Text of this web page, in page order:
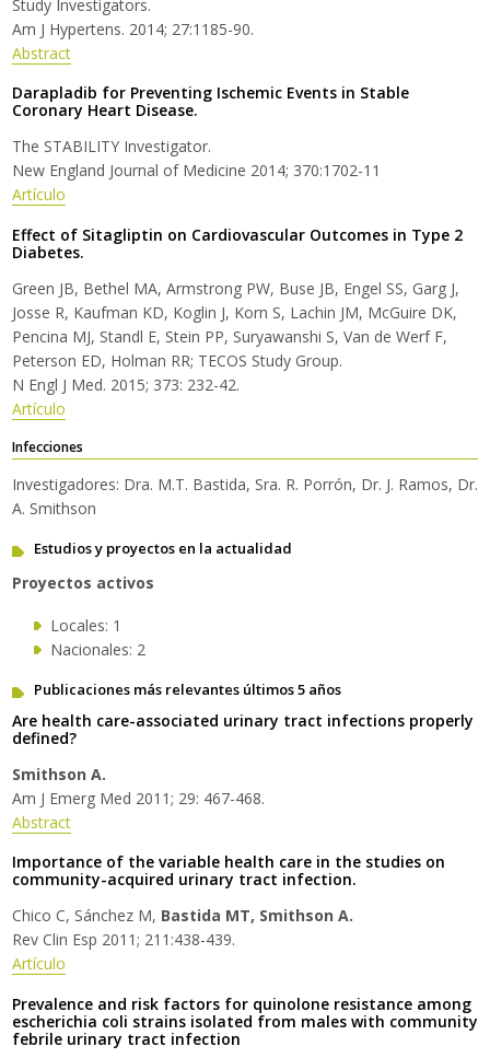
Study Investigators.
Am J Hypertens. 2014; 27:1185-90.
Abstract
Darapladib for Preventing Ischemic Events in Stable
Coronary Heart Disease.
The STABILITY Investigator.
New England Journal of Medicine 2014; 370:1702-11
Artículo
Effect of Sitagliptin on Cardiovascular Outcomes in Type 2
Diabetes.
Green JB, Bethel MA, Armstrong PW, Buse JB, Engel SS, Garg J,
Josse R, Kaufman KD, Koglin J, Korn S, Lachin JM, McGuire DK,
Pencina MJ, Standl E, Stein PP, Suryawanshi S, Van de Werf F,
Peterson ED, Holman RR; TECOS Study Group.
N Engl J Med. 2015; 373: 232-42.
Artículo
Infecciones
Investigadores: Dra. M.T. Bastida, Sra. R. Porrón, Dr. J. Ramos, Dr.
A. Smithson
Estudios y proyectos en la actualidad
Proyectos activos
Locales: 1
Nacionales: 2
Publicaciones más relevantes últimos 5 años
Are health care-associated urinary tract infections properly
defined?
Smithson A.
Am J Emerg Med 2011; 29: 467-468.
Abstract
Importance of the variable health care in the studies on
community-acquired urinary tract infection.
Chico C, Sánchez M, Bastida MT, Smithson A.
Rev Clin Esp 2011; 211:438-439.
Artículo
Prevalence and risk factors for quinolone resistance among
escherichia coli strains isolated from males with community
febrile urinary tract infection